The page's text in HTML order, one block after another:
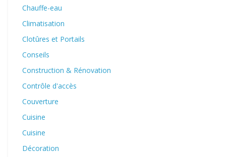
Chauffe-eau
Climatisation
Clotûres et Portails
Conseils
Construction & Rénovation
Contrôle d'accès
Couverture
Cuisine
Cuisine
Décoration